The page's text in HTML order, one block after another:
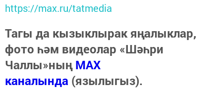
https://max.ru/tatmedia
Тагы да кызыклырак яңалыклар,
фото һәм видеолар «Шәһри
Чаллы»ныңMAX
каналында (язылыгыз).